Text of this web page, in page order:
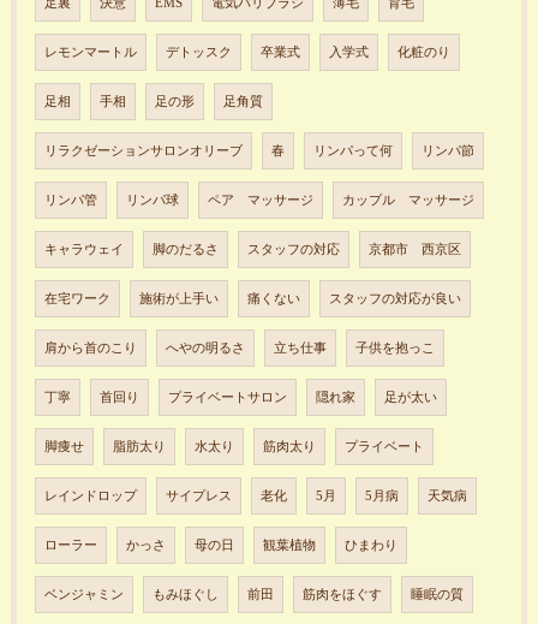
足裏 決意 EMS 電気バリブラシ 薄毛 育毛
レモンマートル デトッスク 卒業式 入学式 化粧のり
足相 手相 足の形 足角質
リラクゼーションサロンオリーブ 春 リンパって何 リンパ節
リンパ管 リンパ球 ペア マッサージ カップル マッサージ
キャラウェイ 脚のだるさ スタッフの対応 京都市 西京区
在宅ワーク 施術が上手い 痛くない スタッフの対応が良い
肩から首のこり へやの明るさ 立ち仕事 子供を抱っこ
丁寧 首回り プライベートサロン 隠れ家 足が太い
脚痩せ 脂肪太り 水太り 筋肉太り プライベート
レインドロップ サイプレス 老化 5月 5月病 天気病
ローラー かっさ 母の日 観葉植物 ひまわり
ベンジャミン もみほぐし 前田 筋肉をほぐす 睡眠の質